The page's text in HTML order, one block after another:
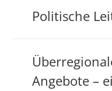
Politische
Angebote –